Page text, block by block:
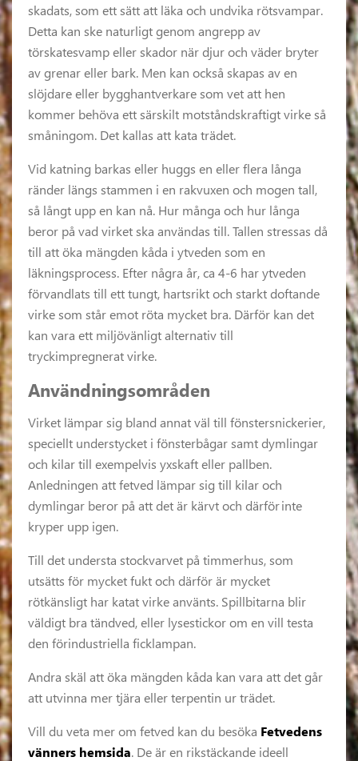
skadats, som ett sätt att läka och undvika rötsvampar.
Detta kan ske naturligt genom angrepp av
törskatesvamp eller skador när djur och väder bryter
av grenar eller bark. Men kan också skapas av en
slöjdare eller bygghantverkare som vet att hen
kommer behöva ett särskilt motståndskraftigt virke så
småningom. Det kallas att kata trädet.
Vid katning barkas eller huggs en eller flera långa
ränder längs stammen i en rakvuxen och mogen tall,
så långt upp en kan nå. Hur många och hur långa
beror på vad virket ska användas till. Tallen stressas då
till att öka mängden kåda i ytveden som en
läkningsprocess. Efter några år, ca 4-6 har ytveden
förvandlats till ett tungt, hartsrikt och starkt doftande
virke som står emot röta mycket bra. Därför kan det
kan vara ett miljövänligt alternativ till
tryckimpregnerat virke.
Användningsområden
Virket lämpar sig bland annat väl till fönstersnickerier,
speciellt understycket i fönsterbågar samt dymlingar
och kilar till exempelvis yxskaft eller pallben.
Anledningen att fetved lämpar sig till kilar och
dymlingar beror på att det är kärvt och därför inte
kryper upp igen.
Till det understa stockvarvet på timmerhus, som
utsätts för mycket fukt och därför är mycket
rötkänsligt har katat virke använts. Spillbitarna blir
väldigt bra tändved, eller lysestickor om en vill testa
den förindustriella ficklampan.
Andra skäl att öka mängden kåda kan vara att det går
att utvinna mer tjära eller terpentin ur trädet.
Vill du veta mer om fetved kan du besöka Fetvedens
vänners hemsida. De är en rikstäckande ideell